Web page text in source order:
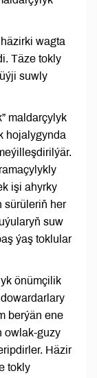
wagta
Täze tokly
suwly
maldarçylyk
hojalygynda
işi ahyrky
sürüleriň her
suw
ýaş toklular
önümçilik
berýän ene
owlak-guzy
Häzir
tokly